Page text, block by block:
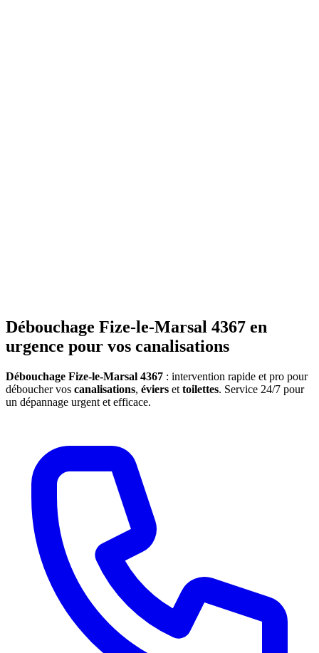
Débouchage Fize-le-Marsal 4367 en
urgence pour vos canalisations
Débouchage Fize-le-Marsal 4367 : intervention rapide et pro pour
déboucher vos canalisations, éviers et toilettes. Service 24/7 pour
un dépannage urgent et efficace.